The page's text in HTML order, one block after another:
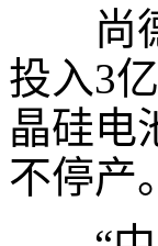
尚德
投入3
晶硅电
不停产。